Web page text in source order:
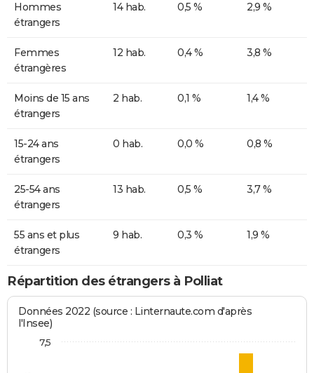
Hommes
étrangers
14 hab. 0,5 % 2,9 %
Femmes
étrangères
12 hab. 0,4 % 3,8 %
Moins de 15 ans
étrangers
2 hab. 0,1 % 1,4 %
15-24 ans
étrangers
0 hab. 0,0 % 0,8 %
25-54 ans
étrangers
13 hab. 0,5 % 3,7 %
55 ans et plus
étrangers
9 hab. 0,3 % 1,9 %
Répartition des étrangers à Polliat
Données 2022 (source : Linternaute.com d'après
l'Insee)
7,5